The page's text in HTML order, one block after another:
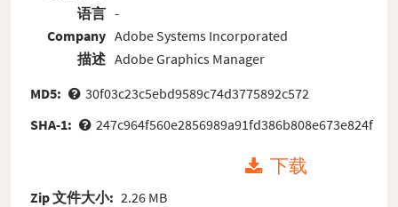
语言
Company
描述
-
Adobe Systems Incorporated
Adobe Graphics Manager
MD5:
30f03c23c5ebd9589c74d3775892c572
SHA-1:
247c964f560e2856989a91fd386b808e673e824f
下载
Zip 文件大小: 2.26 MB